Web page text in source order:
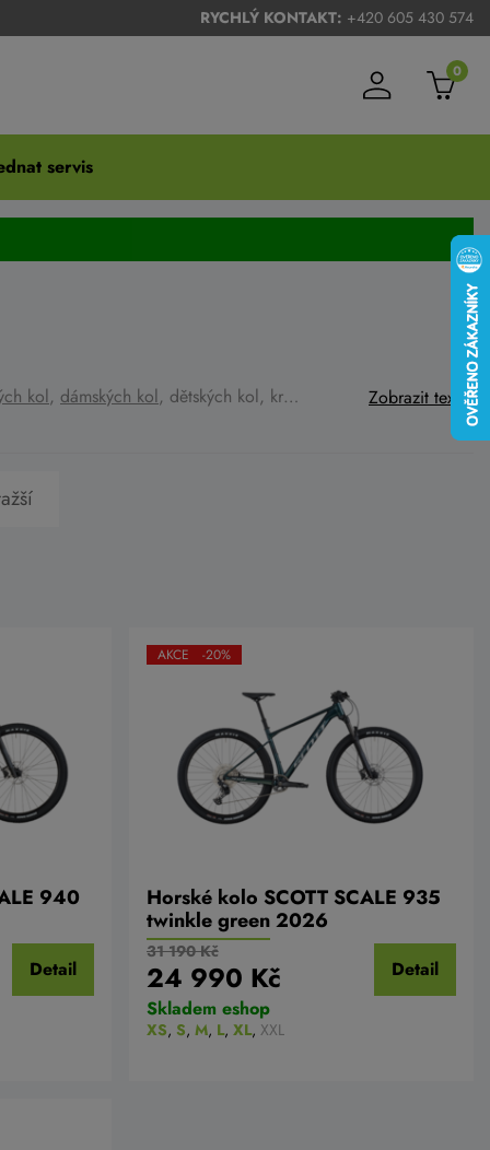
RYCHLÝ KONTAKT: +420 605 430 574
0
servis
kol, dámských kol, dětských kol, krosových kol a silničních kol. Vše najdete u nás na eshopu a na prodejně. Scott má v nabídce také širokou škálu doplňků, oblečení , Zobrazit text
940
Detail
Horské kolo SCOTT SCALE 935
twinkle green 2026
AKCE -20%
31 190 Kč
24 990 Kč
Skladem eshop
XS, S, M, L, XL, XXL
Detail